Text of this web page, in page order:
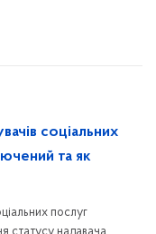
соціальних
та як
послуг